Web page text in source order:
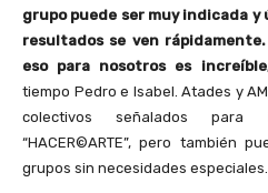
grupo puede ser muy indicada y
resultados se ven
eso para nosotros es
tiempo Pedro e Isabel. Atades y
colectivos señalados para
“HACER©ARTE”, pero también
grupos sin necesidades especiales.